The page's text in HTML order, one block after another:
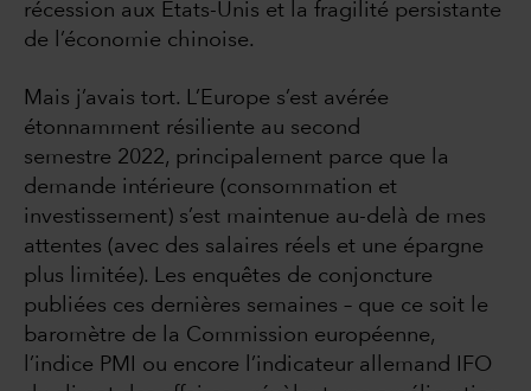
récession aux États-Unis et la fragilité persistante
de l’économie chinoise.
Mais j’avais tort. L’Europe s’est avérée
étonnamment résiliente au second
semestre 2022, principalement parce que la
demande intérieure (consommation et
investissement) s’est maintenue au-delà de mes
attentes (avec des salaires réels et une épargne
plus limitée). Les enquêtes de conjoncture
publiées ces dernières semaines – que ce soit le
baromètre de la Commission européenne,
l’indice PMI ou encore l’indicateur allemand IFO